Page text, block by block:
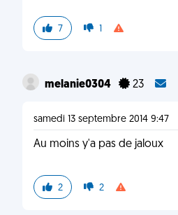
7 1
melanie0304 23
samedi 13 septembre 2014 9:47
Au moins y'a pas de jaloux
2 2